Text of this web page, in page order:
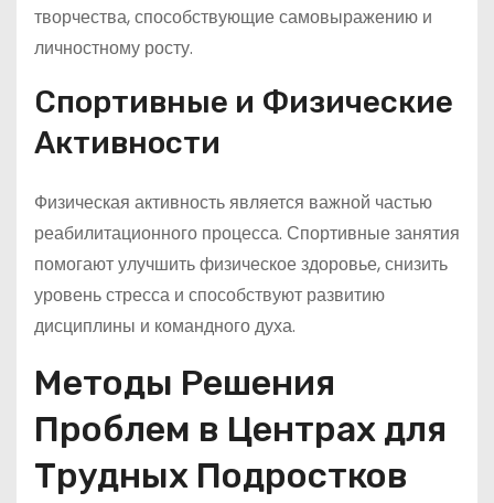
творчества, способствующие самовыражению и
личностному росту.
Спортивные и Физические
Активности
Физическая активность является важной частью
реабилитационного процесса. Спортивные занятия
помогают улучшить физическое здоровье, снизить
уровень стресса и способствуют развитию
дисциплины и командного духа.
Методы Решения
Проблем в Центрах для
Трудных Подростков